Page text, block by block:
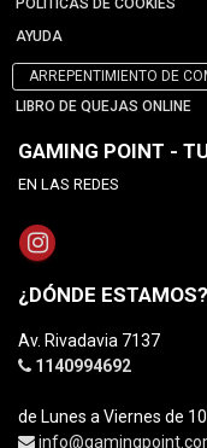
POLÍTICAS DE COOKIES
AYUDA
ARREPENTIMIENTO DE
LIBRO DE QUEJAS ONLINE
GAMING POINT -
EN LAS REDES
¿DÓNDE ESTAMOS?
Av. Rivadavia 7137
1140994692
de Lunes a Viernes de